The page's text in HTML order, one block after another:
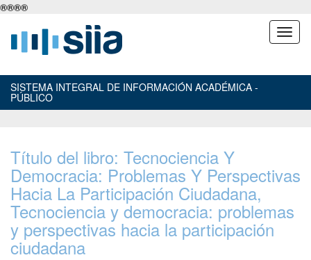
®®®®
SISTEMA INTEGRAL DE INFORMACIÓN ACADÉMICA -
PÚBLICO
Título del libro: Tecnociencia Y
Democracia: Problemas Y Perspectivas
Hacia La Participación Ciudadana,
Tecnociencia y democracia: problemas
y perspectivas hacia la participación
ciudadana